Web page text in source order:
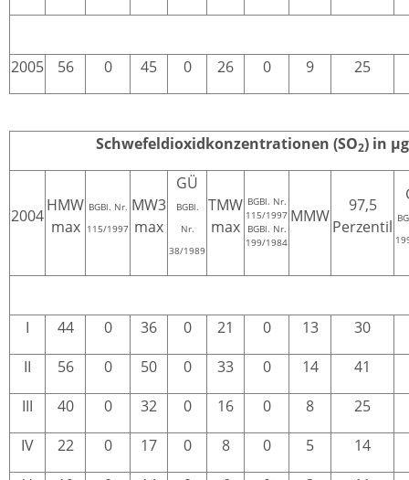
2005 56 0 45 0 26 0 9 25
Schwefeldioxidkonzentrationen (SO2) in
2004
HMW
max
BGBl. Nr.
115/1997
MW3
max
GÜ
BGBl.
Nr.
38/1989
TMW
max
BGBl. Nr.
115/1997
BGBl. Nr.
199/1984
MMW
97,5
Perzentil
I 44 0 36 0 21 0 13
30
II
56 0 50 0 33 0 14
41
III
40 0 32 0 16 0 8
25
IV
22 0 17 0 8 0 5
14